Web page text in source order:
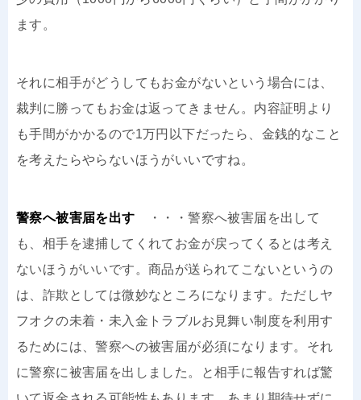
ます。
それに相手がどうしてもお金がないという場合には、
裁判に勝ってもお金は返ってきません。内容証明より
も手間がかかるので1万円以下だったら、金銭的なこと
を考えたらやらないほうがいいですね。
警察へ被害届を出す
・・・警察へ被害届を出して
も、相手を逮捕してくれてお金が戻ってくるとは考え
ないほうがいいです。商品が送られてこないというの
は、詐欺としては微妙なところになります。ただしヤ
フオクの未着・未入金トラブルお見舞い制度を利用す
るためには、警察への被害届が必須になります。それ
に警察に被害届を出しました。と相手に報告すれば驚